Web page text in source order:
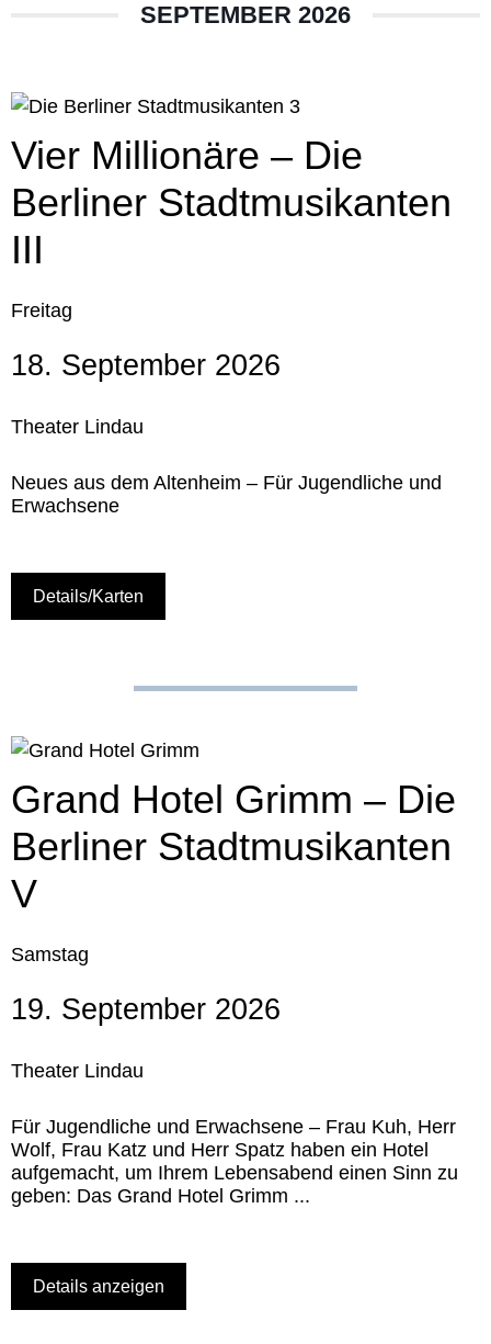
SEPTEMBER 2026
Vier Millionäre – Die
Berliner Stadtmusikanten
III
Freitag
18. September 2026
Theater Lindau
Neues aus dem Altenheim – Für Jugendliche und
Erwachsene
Details/Karten
Grand Hotel Grimm – Die
Berliner Stadtmusikanten
V
Samstag
19. September 2026
Theater Lindau
Für Jugendliche und Erwachsene – Frau Kuh, Herr
Wolf, Frau Katz und Herr Spatz haben ein Hotel
aufgemacht, um Ihrem Lebensabend einen Sinn zu
geben: Das Grand Hotel Grimm ...
Details anzeigen